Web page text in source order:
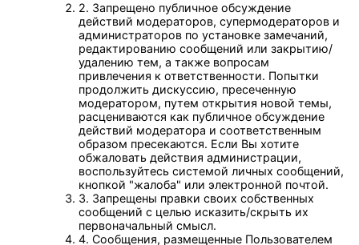
2. Запрещено публичное обсуждение
действий модераторов, супермодераторов и
администраторов по установке замечаний,
редактированию сообщений или закрытию/
удалению тем, а также вопросам
привлечения к ответственности. Попытки
продолжить дискуссию, пресеченную
модератором, путем открытия новой темы,
расцениваются как публичное обсуждение
действий модератора и соответственным
образом пресекаются. Если Вы хотите
обжаловать действия администрации,
воспользуйтесь системой личных сообщений,
кнопкой "жалоба" или электронной почтой.
3. Запрещены правки своих собственных
сообщений с целью исказить/скрыть их
первоначальный смысл.
4. Сообщения, размещенные Пользователем